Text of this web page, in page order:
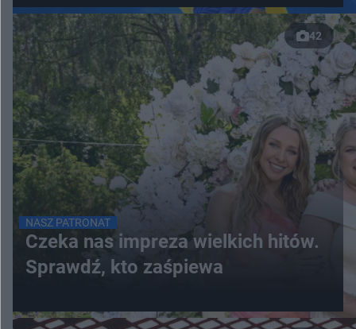
42
NASZ PATRONAT
Czeka nas impreza wielkich hitów.
Sprawdź, kto zaśpiewa